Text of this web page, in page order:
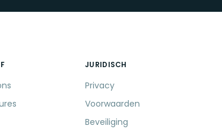
JURIDISCH
Privacy
Voorwaarden
Beveiliging